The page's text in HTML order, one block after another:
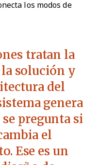
los modos de
tratan la
la solución y
del
genera
pregunta si
el
Ese es un